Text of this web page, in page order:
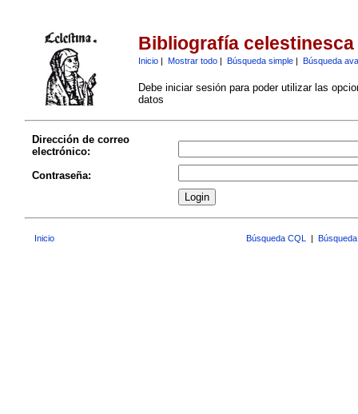
Bibliografía celestinesca
Inicio| Mostrar todo| Búsqueda simple| Búsqueda
Debe iniciar sesión para poder utilizar las
datos
Dirección de correo
electrónico:
Contraseña:
Inicio Búsqueda CQL |